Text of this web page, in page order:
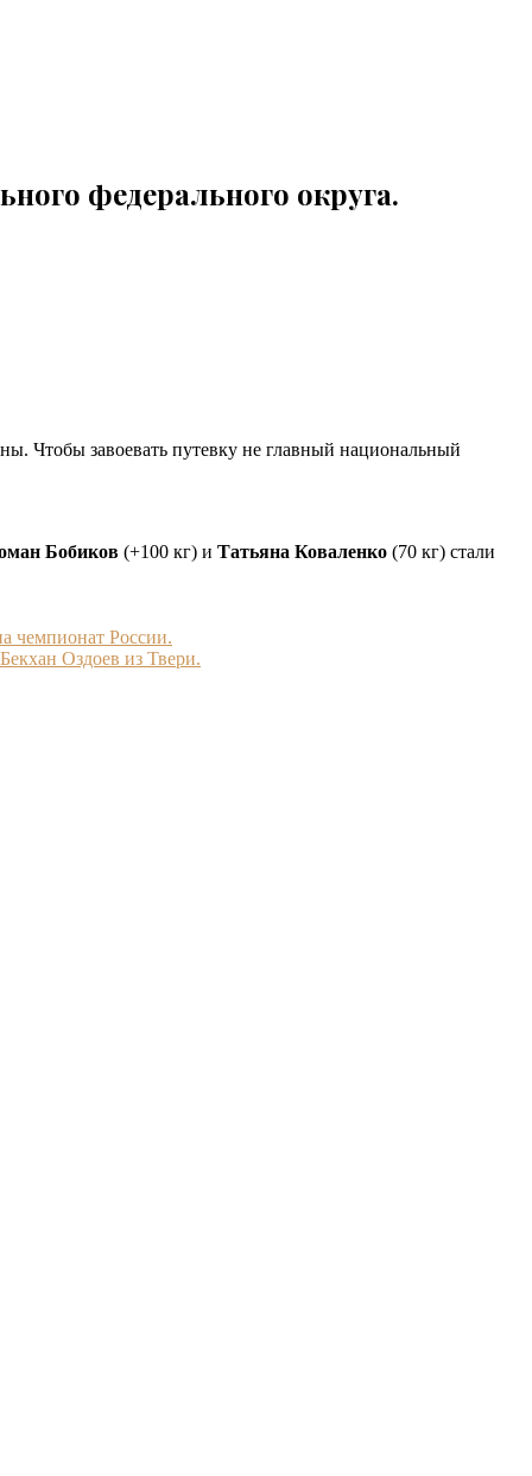
федерального округа.
Чтобы завоевать путевку не главный национальный
Бобиков (+100 кг) и Татьяна Коваленко (70 кг) стали
чемпионат России.
Оздоев из Твери.